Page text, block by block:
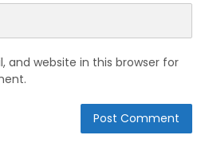
and website in this browser for